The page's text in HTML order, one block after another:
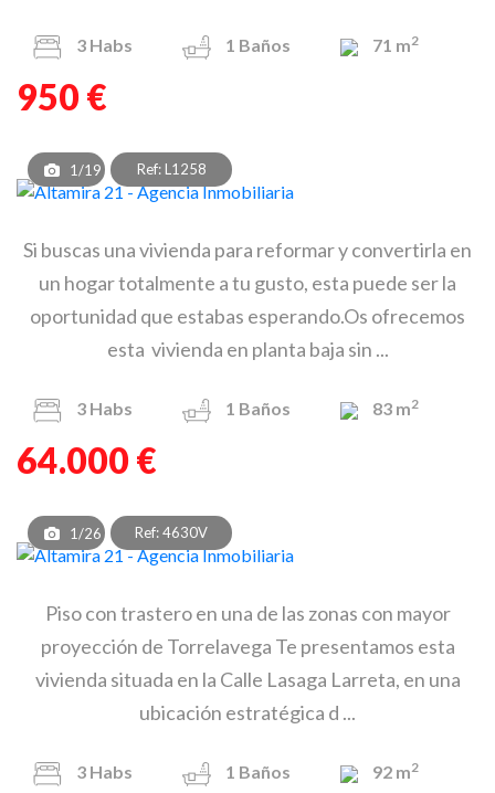
3 Habs 1 Baños 71 m2
950 €
1/19 Ref: L1258
Si buscas una vivienda para reformar y convertirla en
un hogar totalmente a tu gusto, esta puede ser la
oportunidad que estabas esperando.Os ofrecemos
esta vivienda en planta baja sin ...
3 Habs 1 Baños 83 m2
64.000 €
1/26 Ref: 4630V
Piso con trastero en una de las zonas con mayor
proyección de Torrelavega Te presentamos esta
vivienda situada en la Calle Lasaga Larreta, en una
ubicación estratégica d ...
3 Habs 1 Baños 92 m2